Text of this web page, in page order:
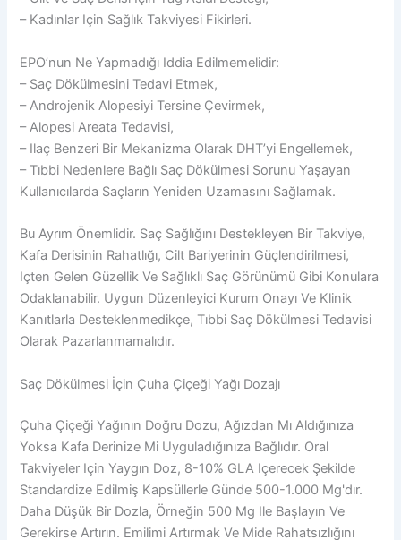
– Kadınlar Için Sağlık Takviyesi Fikirleri.
EPO’nun Ne Yapmadığı Iddia Edilmemelidir:
– Saç Dökülmesini Tedavi Etmek,
– Androjenik Alopesiyi Tersine Çevirmek,
– Alopesi Areata Tedavisi,
– Ilaç Benzeri Bir Mekanizma Olarak DHT’yi Engellemek,
– Tıbbi Nedenlere Bağlı Saç Dökülmesi Sorunu Yaşayan
Kullanıcılarda Saçların Yeniden Uzamasını Sağlamak.
Bu Ayrım Önemlidir. Saç Sağlığını Destekleyen Bir Takviye,
Kafa Derisinin Rahatlığı, Cilt Bariyerinin Güçlendirilmesi,
Içten Gelen Güzellik Ve Sağlıklı Saç Görünümü Gibi Konulara
Odaklanabilir. Uygun Düzenleyici Kurum Onayı Ve Klinik
Kanıtlarla Desteklenmedikçe, Tıbbi Saç Dökülmesi Tedavisi
Olarak Pazarlanmamalıdır.
Saç Dökülmesi İçin Çuha Çiçeği Yağı Dozajı
Çuha Çiçeği Yağının Doğru Dozu, Ağızdan Mı Aldığınıza
Yoksa Kafa Derinize Mi Uyguladığınıza Bağlıdır. Oral
Takviyeler Için Yaygın Doz, 8-10% GLA Içerecek Şekilde
Standardize Edilmiş Kapsüllerle Günde 500-1.000 Mg'dır.
Daha Düşük Bir Dozla, Örneğin 500 Mg Ile Başlayın Ve
Gerekirse Artırın. Emilimi Artırmak Ve Mide Rahatsızlığını